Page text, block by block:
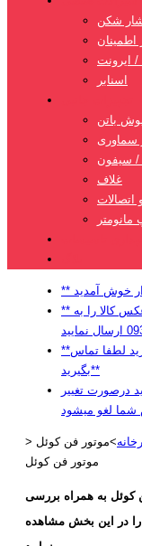
شکن
اطمینان
/ ایرونت
اسنابر
باتن
سماوری
/ سیفون
غلاف
اتصالات
مانومتر
** اگر محصول خود را یافت نکردید, مشخصات و عکس کالا را به
**بعلت نواسانات قیمت ارز قبل از واریز وجه و خرید لطفا تماس
بگیرید**
درصورت تغییر
> >موتور فن کوئل
موتور فن کوئل
کوئل به همراه بررسی
در این بخش مشاهده